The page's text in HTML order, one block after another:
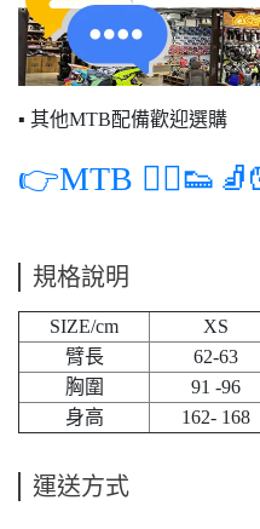
▪ 其他MTB配備歡迎選購
👉MTB
規格說明
SIZE/cm XS
臂長
62-63
胸圍
91 -96
身高
162- 168
運送方式